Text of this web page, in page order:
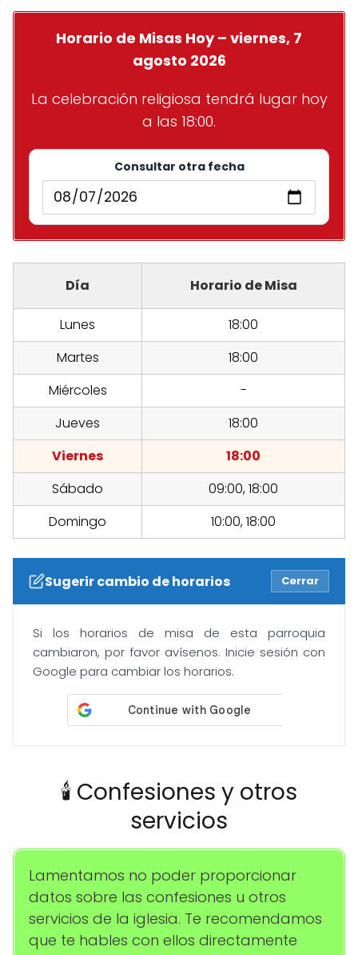
Horario de Misas Hoy – viernes, 7
agosto 2026
La celebración religiosa tendrá lugar hoy
a las 18:00.
Consultar otra fecha
Día Horario de Misa
Lunes
18:00
Martes
18:00
Miércoles
-
Jueves
18:00
Viernes
18:00
Sábado
09:00, 18:00
Domingo
10:00, 18:00
Sugerir cambio de horarios Cerrar
Si los horarios de misa de esta parroquia
cambiaron, por favor avísenos. Inicie sesión con
Google para cambiar los horarios.
🕯️ Confesiones y otros
servicios
Lamentamos no poder proporcionar
datos sobre las confesiones u otros
servicios de la iglesia. Te recomendamos
que te hables con ellos directamente